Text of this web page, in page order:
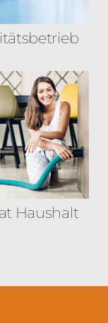
Haushalt